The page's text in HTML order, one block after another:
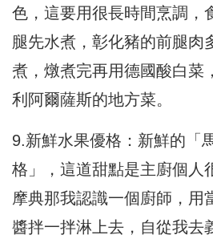
色，這要用很長時間烹調，
腿先水煮，彰化豬的前腿肉
煮，燉煮完再用德國酸白菜
利阿爾薩斯的地方菜。
9.新鮮水果優格：新鮮的「
格」，這道甜點是主廚個人
摩典那我認識一個廚師，用
醬拌一拌淋上去，自從我去